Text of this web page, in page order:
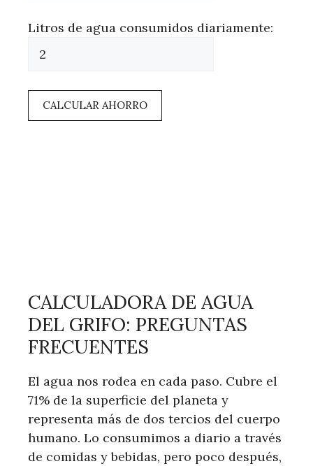
Litros de agua consumidos diariamente:
CALCULAR AHORRO
CALCULADORA DE AGUA
DEL GRIFO: PREGUNTAS
FRECUENTES
El agua nos rodea en cada paso. Cubre el
71% de la superficie del planeta y
representa más de dos tercios del cuerpo
humano. Lo consumimos a diario a través
de comidas y bebidas, pero poco después,